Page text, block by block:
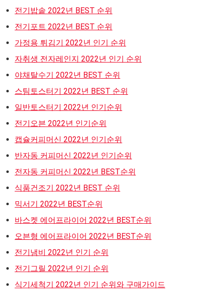
전기밥솥 2022년 BEST 순위
전기포트 2022년 BEST 순위
가정용 튀김기 2022년 인기 순위
자취생 전자레인지 2022년 인기 순위
야채탈수기 2022년 BEST 순위
스팀토스터기 2022년 BEST 순위
일반토스터기 2022년 인기순위
전기오븐 2022년 인기순위
캡슐커피머신 2022년 인기순위
반자동 커피머신 2022년 인기순위
전자동 커피머신 2022년 BEST순위
식품건조기 2022년 BEST 순위
믹서기 2022년 BEST순위
바스켓 에어프라이어 2022년 BEST순위
오븐형 에어프라이어 2022년 BEST순위
전기냄비 2022년 인기 순위
전기그릴 2022년 인기 순위
식기세척기 2022년 인기 순위와 구매가이드